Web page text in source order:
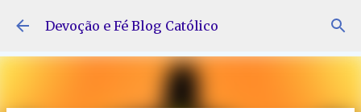
Pular para o conteúdo principal
Devoção e Fé Blog Católico